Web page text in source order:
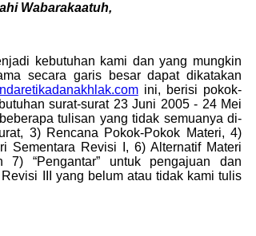
Wabarakaatuh,
kebutuhan kami dan yang mungkin
secara garis besar dapat dikatakan
ini, berisi pokok-
surat-surat 23 Juni 2005 - 24 Mei
tulisan yang tidak semuanya di-
3) Rencana Pokok-Pokok Materi, 4)
Sementara Revisi I, 6) Alternatif Materi
7)“Pengantar” untuk pengajuan dan
III yang belum atau tidak kami tulis